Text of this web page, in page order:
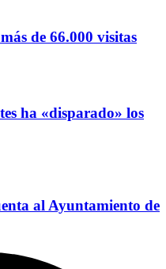
de 66.000 visitas
ha «disparado» los
al Ayuntamiento de